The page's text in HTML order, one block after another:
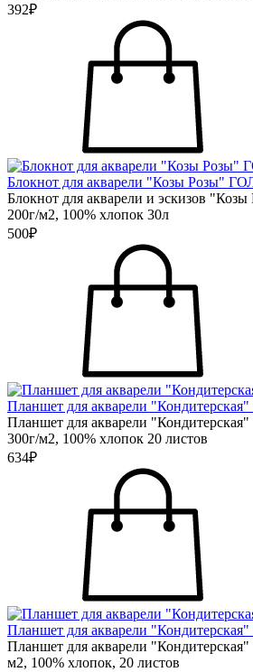
392₽
Блокнот для акварели "Козы Розы"
Блокнот для акварели и эскизов
200г/м2, 100% хлопок 30л
500₽
Планшет для акварели
Планшет для акварели
300г/м2, 100% хлопок 20 листов
634₽
Планшет для акварели
Планшет для акварели
м2, 100% хлопок, 20 листов